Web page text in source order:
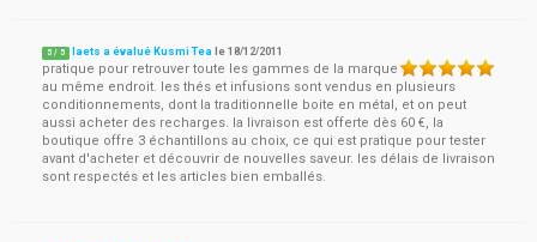
5 / 5 laets a évalué Kusmi Tea le18/12/2011
pratique pour retrouver toute les gammes de la marque
au même endroit. les thés et infusions sont vendus en plusieurs
conditionnements, dont la traditionnelle boite en métal, et on peut
aussi acheter des recharges. la livraison est offerte dès 60 €, la
boutique offre 3 échantillons au choix, ce qui est pratique pour tester
avant d'acheter et découvrir de nouvelles saveur. les délais de livraison
sont respectés et les articles bien emballés.